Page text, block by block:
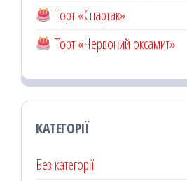
Торт «Спартак»
Торт «Червоний оксамит»
КАТЕГОРІЇ
Без категорії